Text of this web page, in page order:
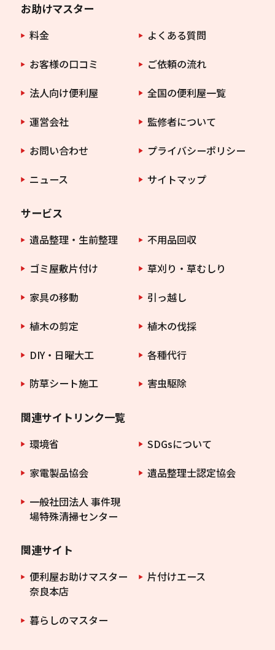
お助けマスター
料金
よくある質問
お客様の口コミ
ご依頼の流れ
法人向け便利屋
全国の便利屋一覧
運営会社
監修者について
お問い合わせ
プライバシーポリシー
ニュース
サイトマップ
サービス
遺品整理・生前整理
不用品回収
ゴミ屋敷片付け
草刈り・草むしり
家具の移動
引っ越し
植木の剪定
植木の伐採
DIY・日曜大工
各種代行
防草シート施工
害虫駆除
関連サイトリンク一覧
環境省
SDGsについて
家電製品協会
遺品整理士認定協会
一般社団法人 事件現
場特殊清掃センター
関連サイト
便利屋お助けマスター
奈良本店
片付けエース
暮らしのマスター